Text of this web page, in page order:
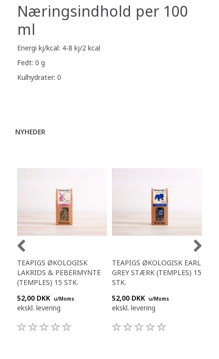
Næringsindhold per 100
ml
Energi kj/kcal: 4-8 kj/2 kcal
Fedt: 0 g
Kulhydrater: 0
NYHEDER
TEAPIGS ØKOLOGISK
LAKRIDS & PEBERMYNTE
(TEMPLES) 15 STK.
52,00 DKK u/Moms
ekskl. levering
TEAPIGS ØKOLOGISK EARL
GREY STÆRK (TEMPLES) 15
STK.
52,00 DKK u/Moms
ekskl. levering